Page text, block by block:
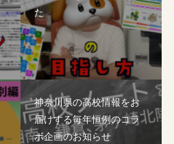
た
神奈川県の高校情報をお
届けする毎年恒例のコラ
ボ企画のお知らせ